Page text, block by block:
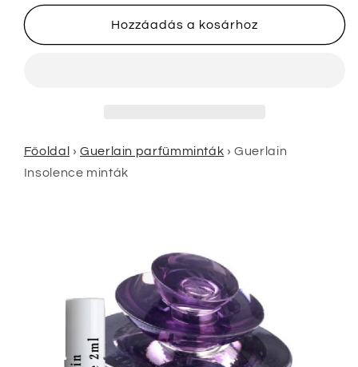
Hozzáadás a kosárhoz
Főoldal ›Guerlain parfümminták ›Guerlain
Insolence minták